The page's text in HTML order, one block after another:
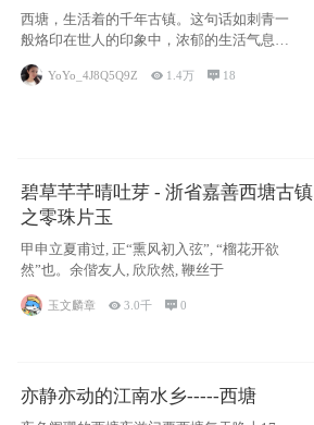
西塘，生活着的千年古镇。这句话如刺青一
般烙印在世人的印象中，浓郁的生活气息，
小桥流水
YoYo_4J8Q5Q9Z  1.4万  18
碧草芊芊晴吐芽 - 浙省嘉善西塘古镇
之零珠片玉
甲申立夏甫过, 正“熏风初入弦”, “榴花开欲
然”也。余偕友人, 欣欣然, 鞭丝于
玉文麟章  3.0千 0
亦静亦动的江南水乡-----西塘